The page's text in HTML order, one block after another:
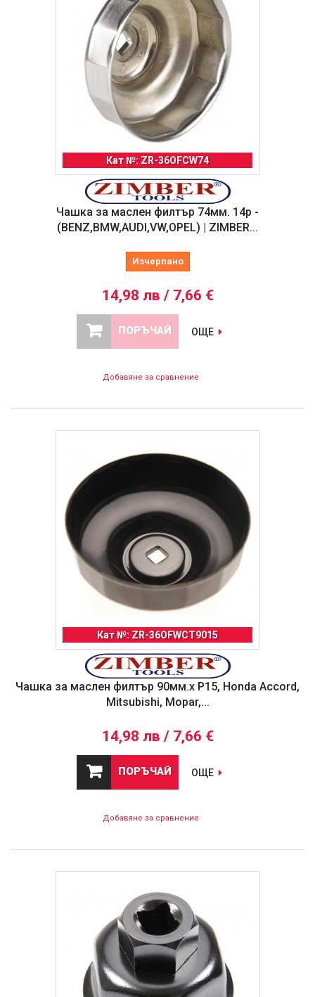
Кат №: ZR-36OFCW74
Чашка за маслен филтър 74мм. 14p -
(BENZ,BMW,AUDI,VW,OPEL) | ZIMBER...
Изчерпано
14,98 лв / 7,66 €
ПОРЪЧАЙ ОЩЕ
Добавяне за сравнение
Кат №: ZR-36OFWCT9015
Чашка за маслен филтър 90мм.x P15, Honda Accord,
Mitsubishi, Mopar,...
14,98 лв / 7,66 €
ПОРЪЧАЙ ОЩЕ
Добавяне за сравнение